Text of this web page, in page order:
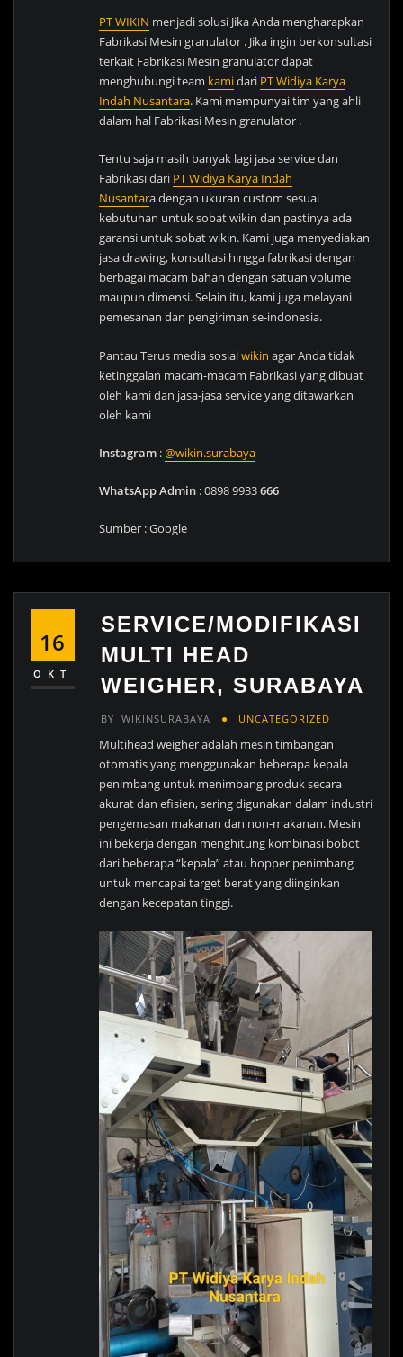
PT WIKIN menjadi solusi Jika Anda mengharapkan
Fabrikasi Mesin granulator . Jika ingin berkonsultasi
terkait Fabrikasi Mesin granulator dapat
menghubungi team kamidari PT Widiya Karya
Indah Nusantara. Kami mempunyai tim yang ahli
dalam hal Fabrikasi Mesin granulator .
Tentu saja masih banyak lagi jasa service dan
Fabrikasi dari PT Widiya Karya Indah
Nusantara dengan ukuran custom sesuai
kebutuhan untuk sobat wikin dan pastinya ada
garansi untuk sobat wikin. Kami juga menyediakan
jasa drawing, konsultasi hingga fabrikasi dengan
berbagai macam bahan dengan satuan volume
maupun dimensi. Selain itu, kami juga melayani
pemesanan dan pengiriman se-indonesia.
Pantau Terus media sosialwikin agar Anda tidak
ketinggalan macam-macam Fabrikasi yang dibuat
oleh kami dan jasa-jasa service yang ditawarkan
oleh kami
Instagram :@wikin.surabaya
WhatsApp Admin : 0898 9933666
Sumber : Google
16
OKT
SERVICE/MODIFIKASI
MULTI HEAD
WEIGHER, SURABAYA
BY WIKINSURABAYA UNCATEGORIZED
Multihead weigher adalah mesin timbangan
otomatis yang menggunakan beberapa kepala
penimbang untuk menimbang produk secara
akurat dan efisien, sering digunakan dalam industri
pengemasan makanan dan non-makanan. Mesin
ini bekerja dengan menghitung kombinasi bobot
dari beberapa “kepala” atau hopper penimbang
untuk mencapai target berat yang diinginkan
dengan kecepatan tinggi.